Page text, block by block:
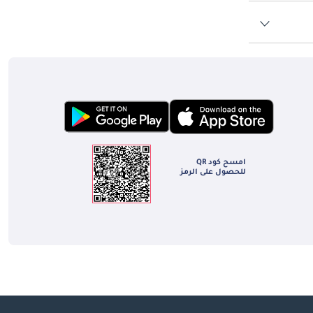
امسح كود QR
للحصول على الرمز